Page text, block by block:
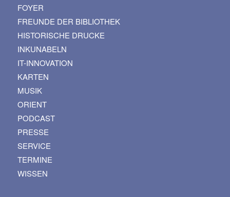
FOYER
FREUNDE DER BIBLIOTHEK
HISTORISCHE DRUCKE
INKUNABELN
IT-INNOVATION
KARTEN
MUSIK
ORIENT
PODCAST
PRESSE
SERVICE
TERMINE
WISSEN